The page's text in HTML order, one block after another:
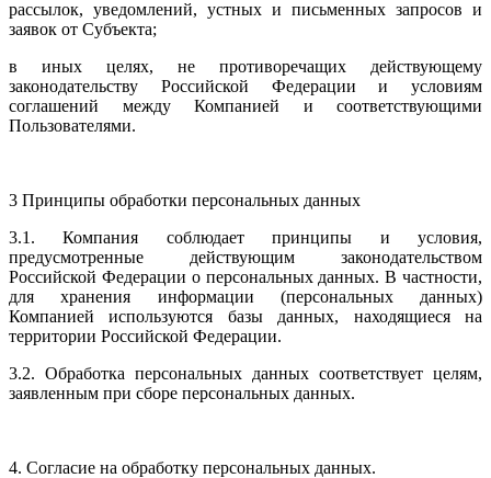
рассылок, уведомлений, устных и письменных запросов и
заявок от Субъекта;
в иных целях, не противоречащих действующему
законодательству Российской Федерации и условиям
соглашений между Компанией и соответствующими
Пользователями.
3 Принципы обработки персональных данных
3.1. Компания соблюдает принципы и условия,
предусмотренные действующим законодательством
Российской Федерации о персональных данных. В частности,
для хранения информации (персональных данных)
Компанией используются базы данных, находящиеся на
территории Российской Федерации.
3.2. Обработка персональных данных соответствует целям,
заявленным при сборе персональных данных.
4. Согласие на обработку персональных данных.